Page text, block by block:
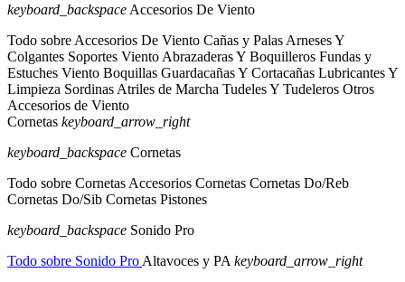
keyboard_backspace Accesorios De Viento
Todo sobre Accesorios De Viento Cañas y Palas Arneses Y
Colgantes Soportes Viento Abrazaderas Y Boquilleros Fundas y
Estuches Viento Boquillas Guardacañas Y Cortacañas Lubricantes Y
Limpieza Sordinas Atriles de Marcha Tudeles Y Tudeleros Otros
Accesorios de Viento
Cornetas keyboard_arrow_right
keyboard_backspace Cornetas
Todo sobre Cornetas Accesorios Cornetas Cornetas Do/Reb
Cornetas Do/Sib Cornetas Pistones
keyboard_backspace Sonido Pro
Todo sobre Sonido Pro Altavoces y PA keyboard_arrow_right